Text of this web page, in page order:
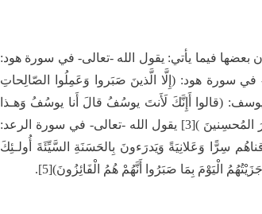
بعضها فيما يأتي: يقول الله -تعالى- في سورة هود:
يقول الله -تعالى- في سورة هود: (إِلَّا الَّذينَ صَبَروا وَعَمِلُوا الصّالِحاتِ
-تعالى- في سورة يوسف: (قالوا أَإِنَّكَ لَأَنتَ يوسُفُ قالَ أَنا يوسُفُ وَهـذا
أَخي قَد مَنَّ اللَّـهُ عَلَينا إِنَّهُ مَن يَتَّقِ وَيَصبِر فَإِنَّ اللَّـهَ لا يُضيعُ أَجرَ المُحسِنينَ )[3] يقول الله -تعالى- في سورة الرعد:
سِرًّا وَعَلانِيَةً وَيَدرَءونَ بِالحَسَنَةِ السَّيِّئَةَ أُولـئِكَ